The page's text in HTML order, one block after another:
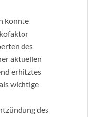
könnte
des
aktuellen
erhitztes
wichtige
des